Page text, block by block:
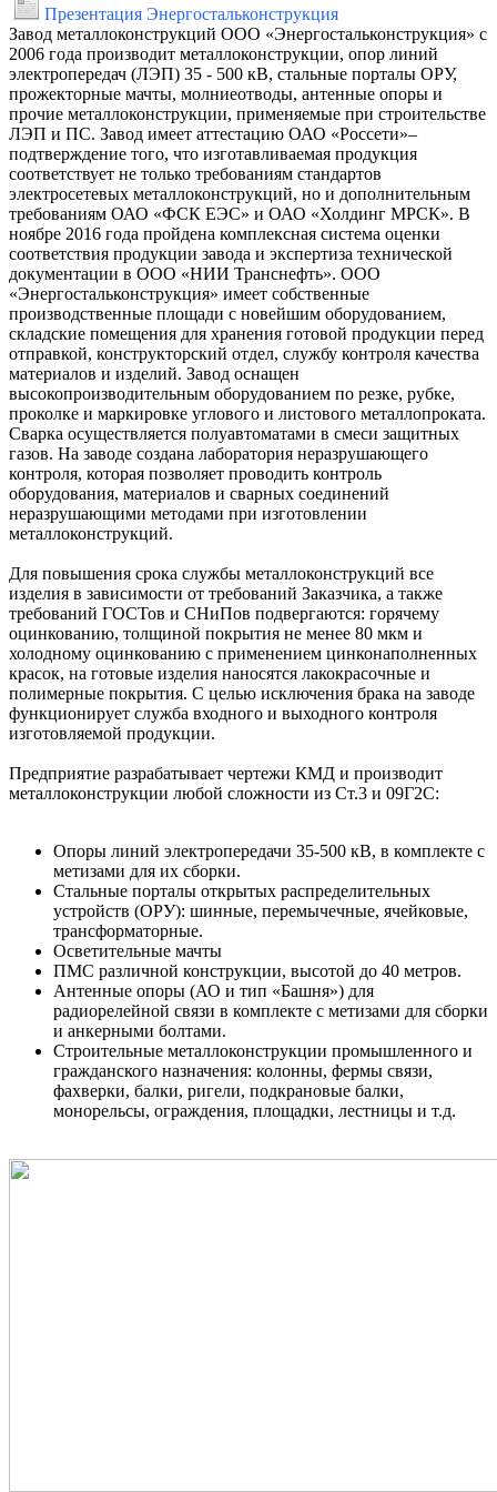
Презентация Энергостальконструкция
Завод металлоконструкций ООО «Энергостальконструкция» с
2006 года производит металлоконструкции, опор линий
электропередач (ЛЭП) 35 - 500 кВ, стальные порталы ОРУ,
прожекторные мачты, молниеотводы, антенные опоры и
прочие металлоконструкции, применяемые при строительстве
ЛЭП и ПС. Завод имеет аттестацию ОАО «Россети»–
подтверждение того, что изготавливаемая продукция
соответствует не только требованиям стандартов
электросетевых металлоконструкций, но и дополнительным
требованиям ОАО «ФСК ЕЭС» и ОАО «Холдинг МРСК». В
ноябре 2016 года пройдена комплексная система оценки
соответствия продукции завода и экспертиза технической
документации в ООО «НИИ Транснефть». ООО
«Энергостальконструкция» имеет собственные
производственные площади с новейшим оборудованием,
складские помещения для хранения готовой продукции перед
отправкой, конструкторский отдел, службу контроля качества
материалов и изделий. Завод оснащен
высокопроизводительным оборудованием по резке, рубке,
проколке и маркировке углового и листового металлопроката.
Сварка осуществляется полуавтоматами в смеси защитных
газов. На заводе создана лаборатория неразрушающего
контроля, которая позволяет проводить контроль
оборудования, материалов и сварных соединений
неразрушающими методами при изготовлении
металлоконструкций.
Для повышения срока службы металлоконструкций все
изделия в зависимости от требований Заказчика, а также
требований ГОСТов и СНиПов подвергаются: горячему
оцинкованию, толщиной покрытия не менее 80 мкм и
холодному оцинкованию с применением цинконаполненных
красок, на готовые изделия наносятся лакокрасочные и
полимерные покрытия. С целью исключения брака на заводе
функционирует служба входного и выходного контроля
изготовляемой продукции.
Предприятие разрабатывает чертежи КМД и производит
металлоконструкции любой сложности из Ст.3 и 09Г2С:
Опоры линий электропередачи 35-500 кВ, в комплекте с
метизами для их сборки.
Стальные порталы открытых распределительных
устройств (ОРУ): шинные, перемычечные, ячейковые,
трансформаторные.
Осветительные мачты
ПМС различной конструкции, высотой до 40 метров.
Антенные опоры (АО и тип «Башня») для
радиорелейной связи в комплекте с метизами для сборки
и анкерными болтами.
Строительные металлоконструкции промышленного и
гражданского назначения: колонны, фермы связи,
фахверки, балки, ригели, подкрановые балки,
монорельсы, ограждения, площадки, лестницы и т.д.